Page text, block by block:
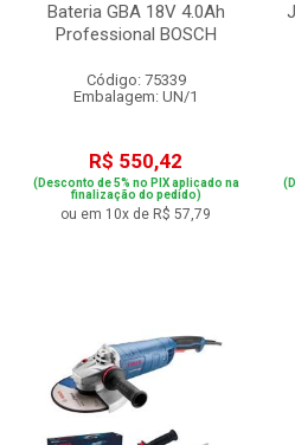
Bateria GBA 18V 4.0Ah
Professional BOSCH
Código: 75339
Embalagem: UN/1
R$ 550,42
(Desconto de 5% no PIX aplicado na
finalização do pedido)
ou em 10x de R$ 57,79